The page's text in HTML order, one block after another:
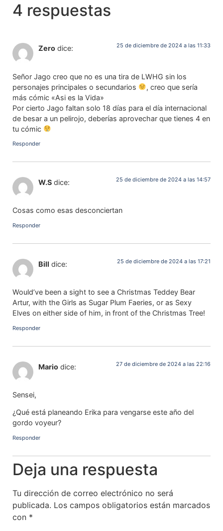
4 respuestas
Zero dice: 25 de diciembre de 2024 a las 11:33
Señor Jago creo que no es una tira de LWHG sin los
personajes principales o secundarios
, creo que sería
más cómic «Asi es la Vida»
Por cierto Jago faltan solo 18 días para el día internacional
de besar a un pelirojo, deberías aprovechar que tienes 4 en
tu cómic
Responder
W.S dice: 25 de diciembre de 2024 a las 14:57
Cosas como esas desconciertan
Responder
Bill dice: 25 de diciembre de 2024 a las 17:21
Would’ve been a sight to see a Christmas Teddey Bear
Artur, with the Girls as Sugar Plum Faeries, or as Sexy
Elves on either side of him, in front of the Christmas Tree!
Responder
Mario dice: 27 de diciembre de 2024 a las 22:16
Sensei,
¿Qué está planeando Erika para vengarse este año del
gordo voyeur?
Responder
Deja una respuesta
Tu dirección de correo electrónico no será
publicada. Los campos obligatorios están marcados
con *